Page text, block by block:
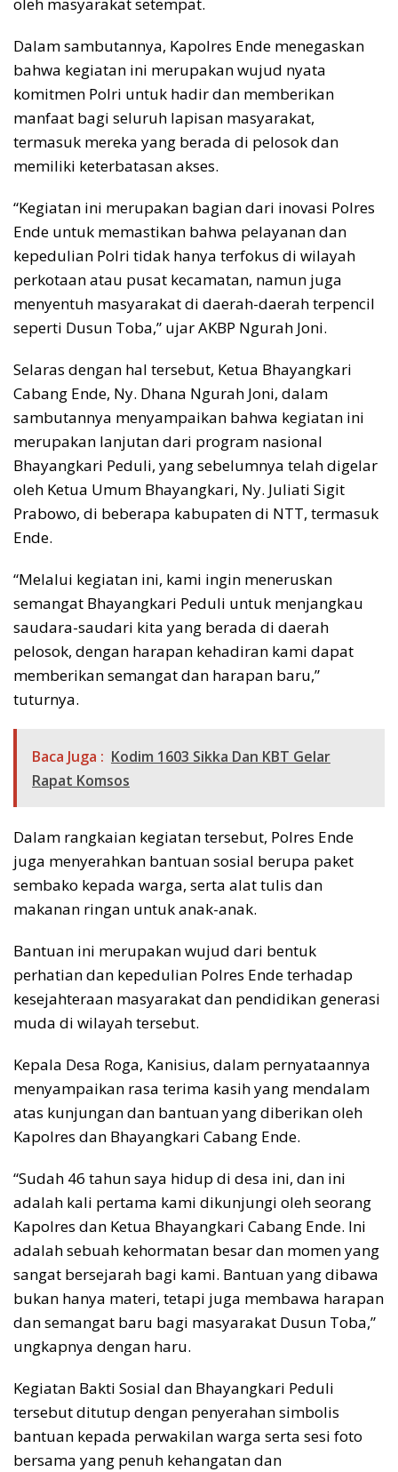
Dalam sambutannya, Kapolres Ende menegaskan
bahwa kegiatan ini merupakan wujud nyata
komitmen Polri untuk hadir dan memberikan
manfaat bagi seluruh lapisan masyarakat,
termasuk mereka yang berada di pelosok dan
memiliki keterbatasan akses.
“Kegiatan ini merupakan bagian dari inovasi Polres
Ende untuk memastikan bahwa pelayanan dan
kepedulian Polri tidak hanya terfokus di wilayah
perkotaan atau pusat kecamatan, namun juga
menyentuh masyarakat di daerah-daerah terpencil
seperti Dusun Toba,” ujar AKBP Ngurah Joni.
Selaras dengan hal tersebut, Ketua Bhayangkari
Cabang Ende, Ny. Dhana Ngurah Joni, dalam
sambutannya menyampaikan bahwa kegiatan ini
merupakan lanjutan dari program nasional
Bhayangkari Peduli, yang sebelumnya telah digelar
oleh Ketua Umum Bhayangkari, Ny. Juliati Sigit
Prabowo, di beberapa kabupaten di NTT, termasuk
Ende.
“Melalui kegiatan ini, kami ingin meneruskan
semangat Bhayangkari Peduli untuk menjangkau
saudara-saudari kita yang berada di daerah
pelosok, dengan harapan kehadiran kami dapat
memberikan semangat dan harapan baru,”
tuturnya.
Baca Juga : Kodim 1603 Sikka Dan KBT Gelar
Rapat Komsos
Dalam rangkaian kegiatan tersebut, Polres Ende
juga menyerahkan bantuan sosial berupa paket
sembako kepada warga, serta alat tulis dan
makanan ringan untuk anak-anak.
Bantuan ini merupakan wujud dari bentuk
perhatian dan kepedulian Polres Ende terhadap
kesejahteraan masyarakat dan pendidikan generasi
muda di wilayah tersebut.
Kepala Desa Roga, Kanisius, dalam pernyataannya
menyampaikan rasa terima kasih yang mendalam
atas kunjungan dan bantuan yang diberikan oleh
Kapolres dan Bhayangkari Cabang Ende.
“Sudah 46 tahun saya hidup di desa ini, dan ini
adalah kali pertama kami dikunjungi oleh seorang
Kapolres dan Ketua Bhayangkari Cabang Ende. Ini
adalah sebuah kehormatan besar dan momen yang
sangat bersejarah bagi kami. Bantuan yang dibawa
bukan hanya materi, tetapi juga membawa harapan
dan semangat baru bagi masyarakat Dusun Toba,”
ungkapnya dengan haru.
Kegiatan Bakti Sosial dan Bhayangkari Peduli
tersebut ditutup dengan penyerahan simbolis
bantuan kepada perwakilan warga serta sesi foto
bersama yang penuh kehangatan dan